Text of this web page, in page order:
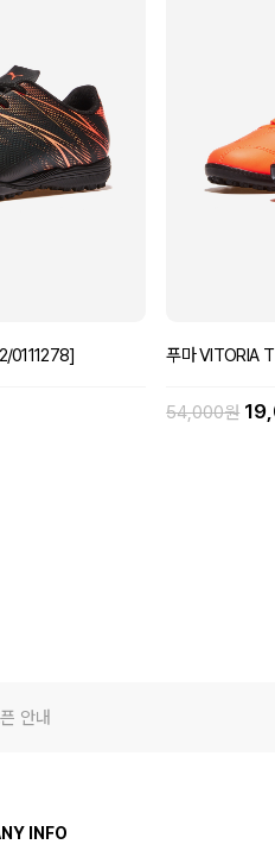
0111278] 푸마 VITORIA
54,000원
안내
INFO